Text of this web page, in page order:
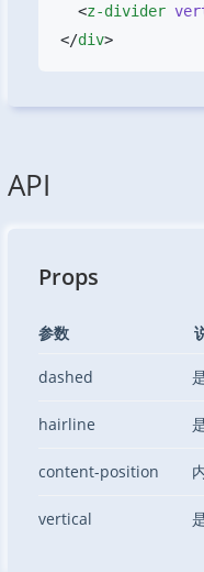
  <
z-divider
</div
API
Props
参数
dashed
hairline
content-position
vertical